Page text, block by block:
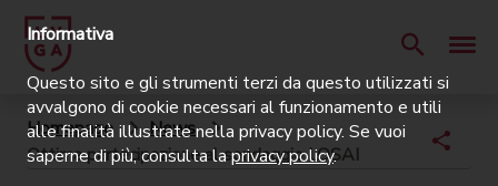
Homepage
News
Ottima partecipazione al sondaggio LOSAI
Informativa
Questo sito e gli strumenti terzi da questo utilizzati si
avvalgono di cookie necessari al funzionamento e utili
alle finalità illustrate nella privacy policy. Se vuoi
saperne di più, consulta laprivacy policy.